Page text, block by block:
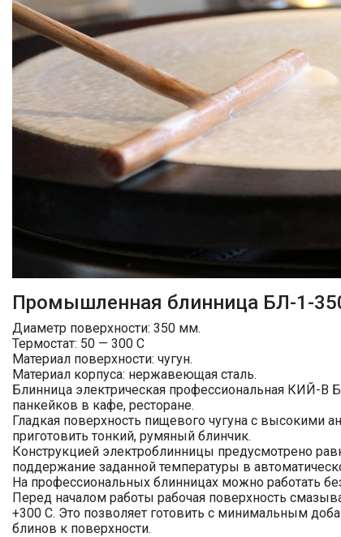
Промышленная блинница БЛ-1-
Диаметр поверхности: 350 мм.
Термостат: 50 — 300 С
Материал поверхности: чугун.
Материал корпуса: нержавеющая сталь.
Блинница электрическая профессиональная КИЙ-В
панкейков в кафе, ресторане.
Гладкая поверхность пищевого чугуна с высокими
приготовить тонкий, румяный блинчик.
Конструкцией электроблинницы предусмотрено
поддержание заданной температуры в
На профессиональных блинницах можно работать
Перед началом работы рабочая поверхность
+300 С. Это позволяет готовить с минимальным
блинов к поверхности.